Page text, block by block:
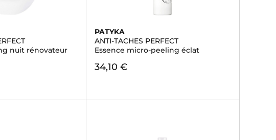
nuit rénovateur
PATYKA
ANTI-TACHES PERFECT
Essence micro-peeling éclat
34,10 €